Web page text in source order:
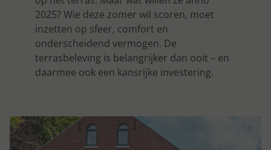
2025? Wie deze zomer wil scoren, moet
inzetten op sfeer, comfort en
onderscheidend vermogen. De
terrasbeleving is belangrijker dan ooit – en
daarmee ook een kansrijke investering.